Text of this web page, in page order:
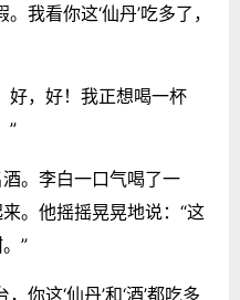
我看你这‘仙丹’吃多了，
好，好！我正想喝一杯
”
。李白一口气喝了一
。他摇摇晃晃地说：“这
”
你这‘仙丹’和‘酒’都吃多